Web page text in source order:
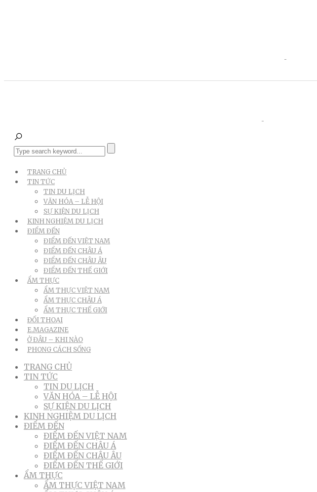
TRANG CHỦ
TIN TỨC
TIN DU LỊCH
VĂN HÓA – LỄ HỘI
SỰ KIỆN DU LỊCH
KINH NGHIỆM DU LỊCH
ĐIỂM ĐẾN
ĐIỂM ĐẾN VIỆT NAM
ĐIỂM ĐẾN CHÂU Á
ĐIỂM ĐẾN CHÂU ÂU
ĐIỂM ĐẾN THẾ GIỚI
ẨM THỰC
ẨM THỰC VIỆT NAM
ẨM THỰC CHÂU Á
ẨM THỰC THẾ GIỚI
ĐỐI THOẠI
E.MAGAZINE
Ở ĐÂU – KHI NÀO
PHONG CÁCH SỐNG
TRANG CHỦ
TIN TỨC
TIN DU LỊCH
VĂN HÓA – LỄ HỘI
SỰ KIỆN DU LỊCH
KINH NGHIỆM DU LỊCH
ĐIỂM ĐẾN
ĐIỂM ĐẾN VIỆT NAM
ĐIỂM ĐẾN CHÂU Á
ĐIỂM ĐẾN CHÂU ÂU
ĐIỂM ĐẾN THẾ GIỚI
ẨM THỰC
ẨM THỰC VIỆT NAM